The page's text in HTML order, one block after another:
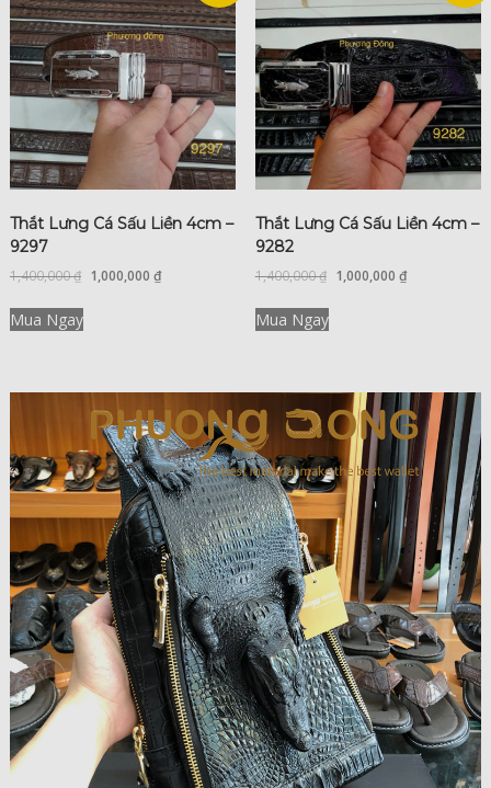
Thắt Lưng Cá Sấu Liền 4cm –
9297
1,400,000₫ 1,000,000 ₫
Mua Ngay
Thắt Lưng Cá Sấu Liền 4cm –
9282
1,400,000₫ 1,000,000 ₫
Mua Ngay